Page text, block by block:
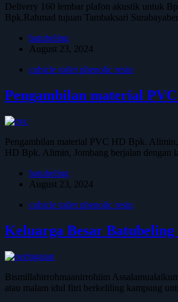
Delivery 160 lembar plafon akustik untuk
Bpk.Rahmad tujuan Tambaksari
batubeling
August 23, 2024
cubicle toilet phenolic resin
Pengambilan material
Pengambilan material PVC HD Bpk.
HD Bpk. Alimin, Jombang berjalan
batubeling
August 23, 2024
cubicle toilet phenolic resin
Keluarga Besar
Bismillahirrohmaanirrohiim
atau malam idul fitri berkeliling kampung